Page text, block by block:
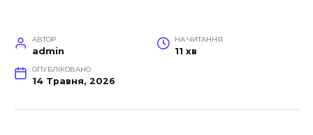
АВТОР
admin
НА ЧИТАННЯ
11 хв
ОПУБЛІКОВАНО
14 Травня, 2026